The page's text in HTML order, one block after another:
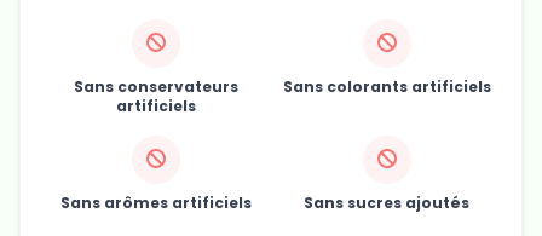
Sans conservateurs
artificiels
Sans colorants artificiels
Sans arômes artificiels Sans sucres ajoutés